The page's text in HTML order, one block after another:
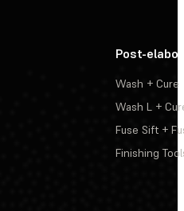
Post-
Wash + Cure
Wash L +
Fuse Sift +
Finishing